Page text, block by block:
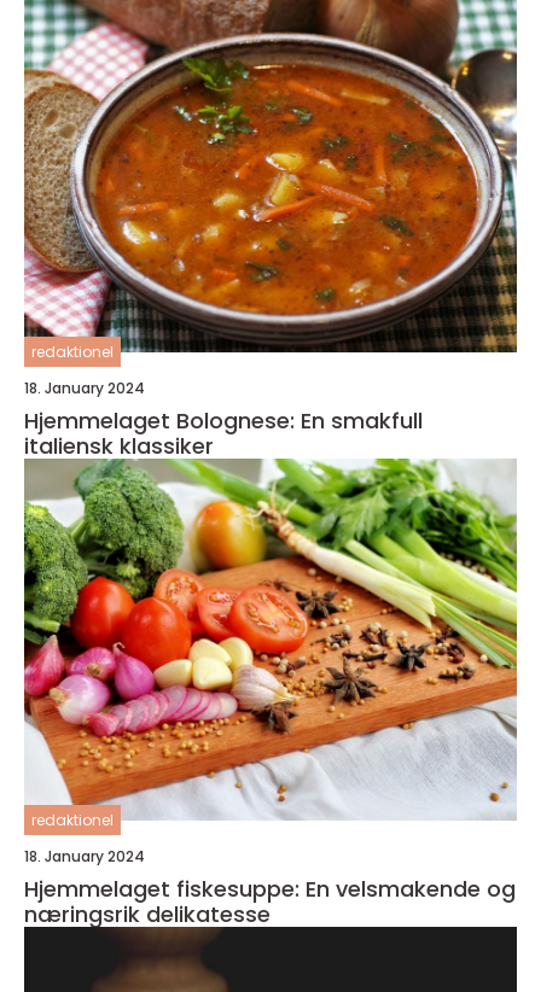
redaktionel
18. January 2024
Hjemmelaget Bolognese: En smakfull
italiensk klassiker
redaktionel
18. January 2024
Hjemmelaget fiskesuppe: En velsmakende og
næringsrik delikatesse